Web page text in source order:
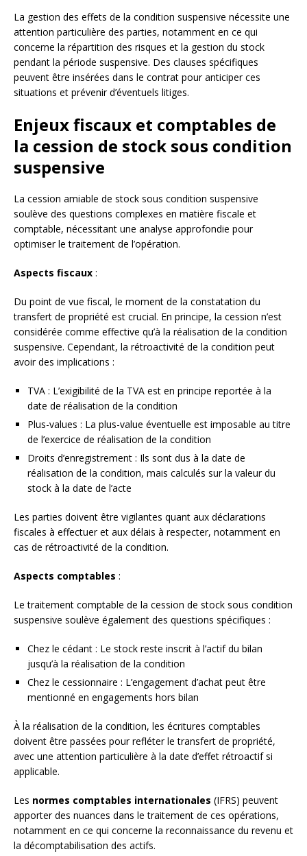
La gestion des effets de la condition suspensive nécessite une
attention particulière des parties, notamment en ce qui
concerne la répartition des risques et la gestion du stock
pendant la période suspensive. Des clauses spécifiques
peuvent être insérées dans le contrat pour anticiper ces
situations et prévenir d’éventuels litiges.
Enjeux fiscaux et comptables de
la cession de stock sous condition
suspensive
La cession amiable de stock sous condition suspensive
soulève des questions complexes en matière fiscale et
comptable, nécessitant une analyse approfondie pour
optimiser le traitement de l’opération.
Aspects fiscaux :
Du point de vue fiscal, le moment de la constatation du
transfert de propriété est crucial. En principe, la cession n’est
considérée comme effective qu’à la réalisation de la condition
suspensive. Cependant, la rétroactivité de la condition peut
avoir des implications :
TVA : L’exigibilité de la TVA est en principe reportée à la
date de réalisation de la condition
Plus-values : La plus-value éventuelle est imposable au titre
de l’exercice de réalisation de la condition
Droits d’enregistrement : Ils sont dus à la date de
réalisation de la condition, mais calculés sur la valeur du
stock à la date de l’acte
Les parties doivent être vigilantes quant aux déclarations
fiscales à effectuer et aux délais à respecter, notamment en
cas de rétroactivité de la condition.
Aspects comptables :
Le traitement comptable de la cession de stock sous condition
suspensive soulève également des questions spécifiques :
Chez le cédant : Le stock reste inscrit à l’actif du bilan
jusqu’à la réalisation de la condition
Chez le cessionnaire : L’engagement d’achat peut être
mentionné en engagements hors bilan
À la réalisation de la condition, les écritures comptables
doivent être passées pour refléter le transfert de propriété,
avec une attention particulière à la date d’effet rétroactif si
applicable.
Les normes comptables internationales (IFRS) peuvent
apporter des nuances dans le traitement de ces opérations,
notamment en ce qui concerne la reconnaissance du revenu et
la décomptabilisation des actifs.